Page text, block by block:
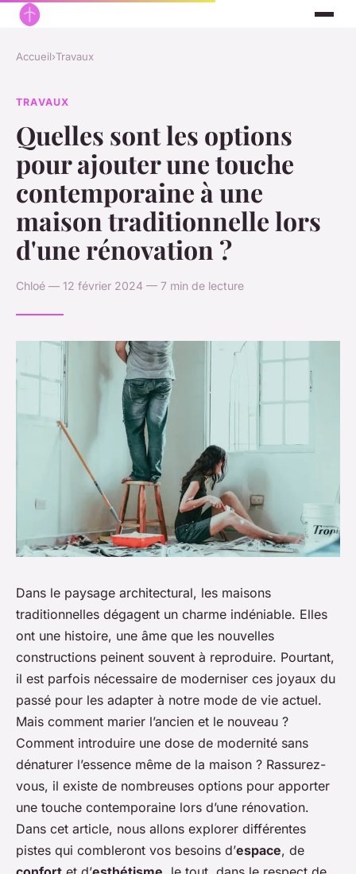
Accueil›Travaux
TRAVAUX
Quelles sont les options
pour ajouter une touche
contemporaine à une
maison traditionnelle lors
d'une rénovation ?
Chloé — 12 février 2024 — 7 min de lecture
Dans le paysage architectural, les maisons
traditionnelles dégagent un charme indéniable. Elles
ont une histoire, une âme que les nouvelles
constructions peinent souvent à reproduire. Pourtant,
il est parfois nécessaire de moderniser ces joyaux du
passé pour les adapter à notre mode de vie actuel.
Mais comment marier l’ancien et le nouveau ?
Comment introduire une dose de modernité sans
dénaturer l’essence même de la maison ? Rassurez-
vous, il existe de nombreuses options pour apporter
une touche contemporaine lors d’une rénovation.
Dans cet article, nous allons explorer différentes
pistes qui combleront vos besoins d’espace, de